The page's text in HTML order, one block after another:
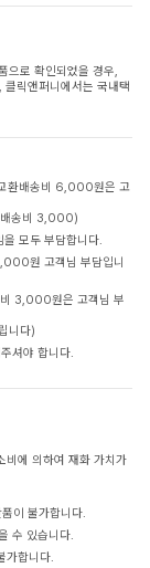
으로 확인되었을 경우,
릭앤퍼니에서는 국내택
환배송비 6,000원은 고
배송비 3,000)
모두 부담합니다.
원 고객님 부담입니
비 3,000원은 고객님 부
니다)
셔야 합니다.
비에 의하여 재화 가치가
이 불가합니다.
수 있습니다.
가합니다.